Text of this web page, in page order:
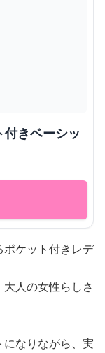
きベーシッ
ポケット付きレデ
人の女性らしさ
なりながら、実